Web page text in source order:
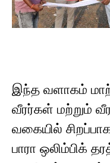
இந்த வளாகம்
வீரர்கள் மற்றும்
வகையில்
பாரா ஒலிம்பிக்